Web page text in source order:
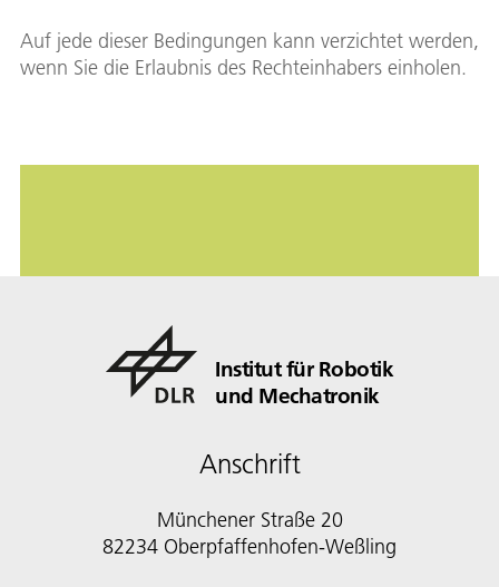
Auf jede dieser Bedingungen kann verzichtet werden,
wenn Sie die Erlaubnis des Rechteinhabers einholen.
Institut für Robotik
und Mechatronik
Anschrift
Münchener Straße 20
82234 Oberpfaffenhofen-Weßling